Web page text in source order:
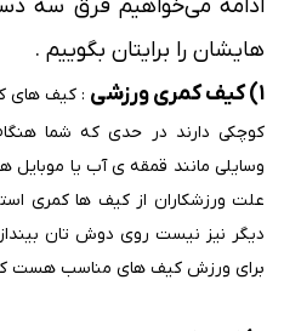
ادامه می‌خواهیم فرق سه
هایشان را برایتان بگوییم .
۱) کیف کمری ورزشی
: کیف های
کوچکی دارند در حدی که شما
وسایلی مانند قمقه ی آب یا موبایل
علت ورزشکاران از کیف ها کمری
دیگر نیز نیست روی دوش تان
برای ورزش کیف های مناسب هست